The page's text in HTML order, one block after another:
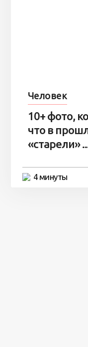
Человек
10+ фото,
что в
«старели»
4 минуты